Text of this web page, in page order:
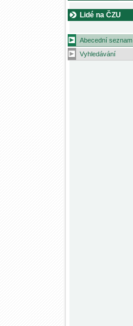
Lidé na ČZU
Abecední seznam
Vyhledávání